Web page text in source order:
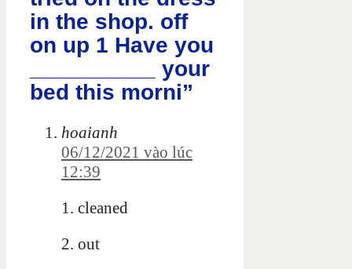
in the shop. off
on up 1 Have you
__________ your
bed this morni”
hoaianh
06/12/2021 vào lúc
12:39
1. cleaned
2. out